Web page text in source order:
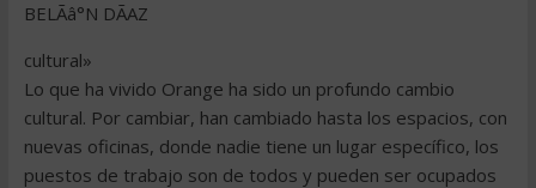
BELÃâ°N DÃAZ
cultural»
Lo que ha vivido Orange ha sido un profundo cambio
cultural. Por cambiar, han cambiado hasta los espacios, con
nuevas oficinas, donde nadie tiene un lugar específico, los
puestos de trabajo son de todos y pueden ser ocupados